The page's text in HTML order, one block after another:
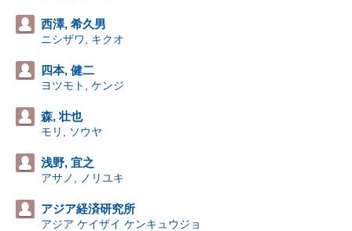
西澤, 希久男
ニシザワ, キクオ
四本, 健二
ヨツモト, ケンジ
森, 壮也
モリ, ソウヤ
浅野, 宜之
アサノ, ノリユキ
アジア経済研究所
アジア ケイザイ ケンキュウジョ